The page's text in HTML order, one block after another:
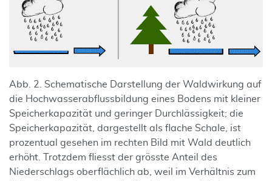
Abb. 2. Schematische Darstellung der Waldwirkung auf
die Hochwasserabflussbildung eines Bodens mit kleiner
Speicherkapazität und geringer Durchlässigkeit; die
Speicherkapazität, dargestellt als flache Schale, ist
prozentual gesehen im rechten Bild mit Wald deutlich
erhöht. Trotzdem fliesst der grösste Anteil des
Niederschlags oberflächlich ab, weil im Verhältnis zum